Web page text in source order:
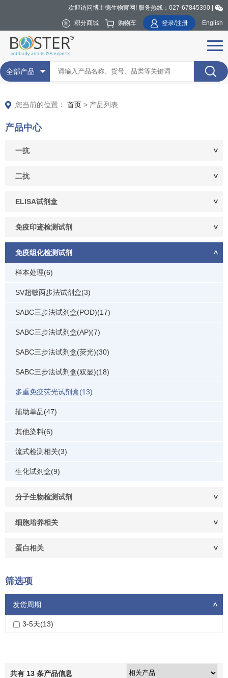
欢迎访问博士德生物官网! 服务热线：027-67845390 |
积分商城 购物车 登录/注册 English
全部产品
您当前的位置： 首页 > 产品列表
产品中心
一抗
二抗
ELISA试剂盒
免疫印迹检测试剂
免疫组化检测试剂
样本处理(6)
SV超敏两步法试剂盒(3)
SABC三步法试剂盒(POD)(17)
SABC三步法试剂盒(AP)(7)
SABC三步法试剂盒(荧光)(30)
SABC三步法试剂盒(双显)(18)
多重免疫荧光试剂盒(13)
辅助单品(47)
其他染料(6)
流式检测相关(3)
生化试剂盒(9)
分子生物检测试剂
细胞培养相关
蛋白相关
筛选项
发货周期 >
3-5天(13)
共有 13 条产品信息